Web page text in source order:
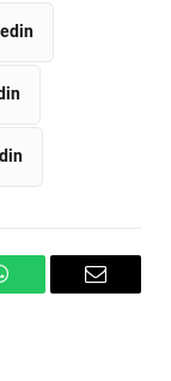
Email